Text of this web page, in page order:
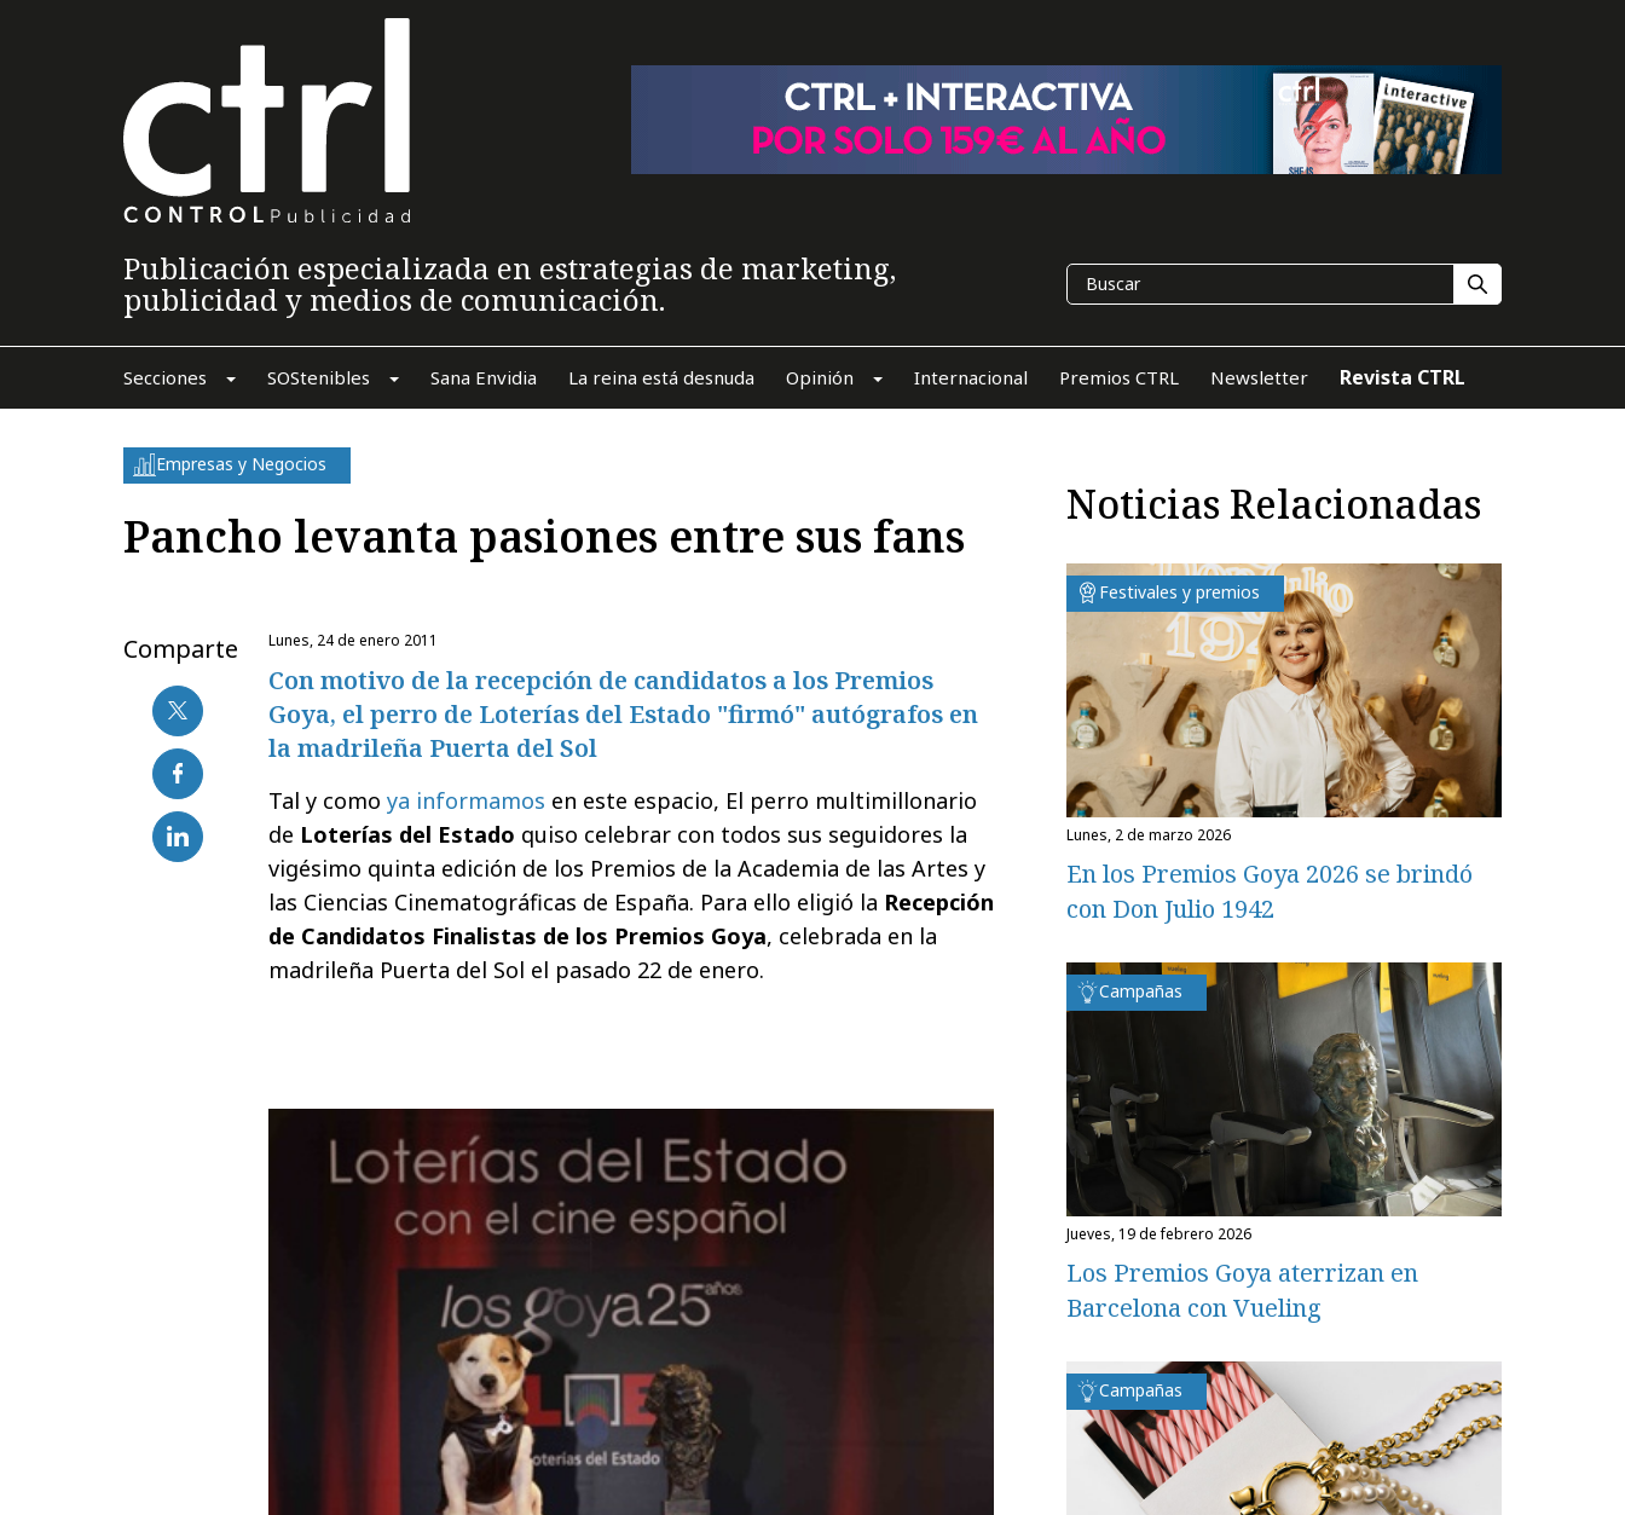
Publicación especializada en estrategias de marketing,
publicidad y medios de comunicación.
Secciones SOStenibles Sana Envidia La reina está desnuda Opinión Internacional Premios CTRL Newsletter Revista CTRL
Empresas y Negocios
Pancho levanta pasiones entre sus fans
Comparte lunes, 24 de enero 2011
Con motivo de la recepción de candidatos a los Premios
Goya, el perro de Loterías del Estado "firmó" autógrafos en
la madrileña Puerta del Sol
Tal y como ya informamos en este espacio, El perro multimillonario
de Loterías del Estado quiso celebrar con todos sus seguidores la
vigésimo quinta edición de los Premios de la Academia de las Artes y
las Ciencias Cinematográficas de España. Para ello eligió la Recepción
de Candidatos Finalistas de los Premios Goya, celebrada en la
madrileña Puerta del Sol el pasado 22 de enero.
Noticias Relacionadas
Festivales y premios
lunes, 2 de marzo 2026
En los Premios Goya 2026 se brindó
con Don Julio 1942
Campañas
jueves, 19 de febrero 2026
Los Premios Goya aterrizan en
Barcelona con Vueling
Campañas